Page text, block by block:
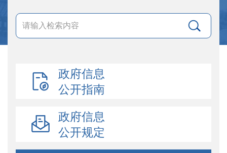
政府信息
公开指南
政府信息
公开规定